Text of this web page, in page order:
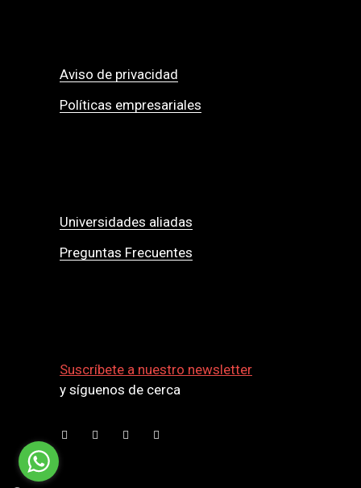
Aviso de privacidad
Políticas empresariales
Universidades aliadas
Preguntas Frecuentes
Suscríbete a nuestro newsletter
y síguenos de cerca